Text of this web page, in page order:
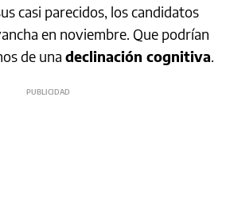
casi parecidos, los candidatos
en noviembre. Que podrían
de una declinación cognitiva.